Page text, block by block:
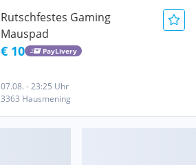
Rutschfestes Gaming
Mauspad
€ 10 PayLivery
07.08. - 23:25 Uhr
3363 Hausmening